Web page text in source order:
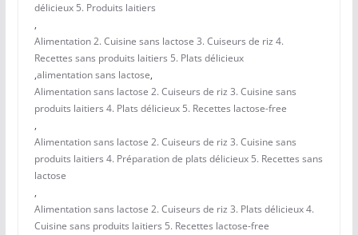
délicieux 5. Produits laitiers
,
Alimentation 2. Cuisine sans lactose 3. Cuiseurs de riz 4.
Recettes sans produits laitiers 5. Plats délicieux
,alimentation sans lactose,
Alimentation sans lactose 2. Cuiseurs de riz 3. Cuisine sans
produits laitiers 4. Plats délicieux 5. Recettes lactose-free
,
Alimentation sans lactose 2. Cuiseurs de riz 3. Cuisine sans
produits laitiers 4. Préparation de plats délicieux 5. Recettes sans
lactose
,
Alimentation sans lactose 2. Cuiseurs de riz 3. Plats délicieux 4.
Cuisine sans produits laitiers 5. Recettes lactose-free